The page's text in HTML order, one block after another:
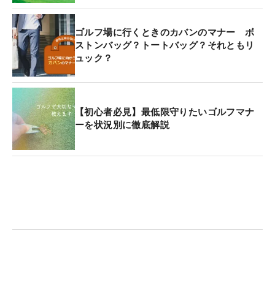
ゴルフ場に行くときのカバンのマナー ボ
ストンバッグ？トートバッグ？それともリ
ュック？
【初心者必見】最低限守りたいゴルフマナ
ーを状況別に徹底解説